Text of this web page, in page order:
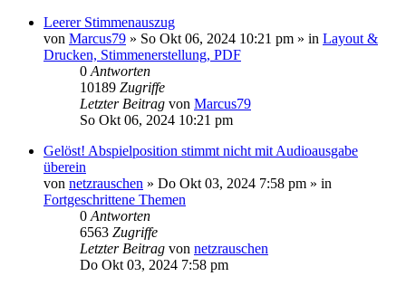
Leerer Stimmenauszug
von Marcus79 » So Okt 06, 2024 10:21 pm » in Layout &
Drucken, Stimmenerstellung, PDF
0 Antworten
10189 Zugriffe
Letzter Beitrag von Marcus79
So Okt 06, 2024 10:21 pm
Gelöst! Abspielposition stimmt nicht mit Audioausgabe
überein
von netzrauschen » Do Okt 03, 2024 7:58 pm » in
Fortgeschrittene Themen
0 Antworten
6563 Zugriffe
Letzter Beitrag von netzrauschen
Do Okt 03, 2024 7:58 pm